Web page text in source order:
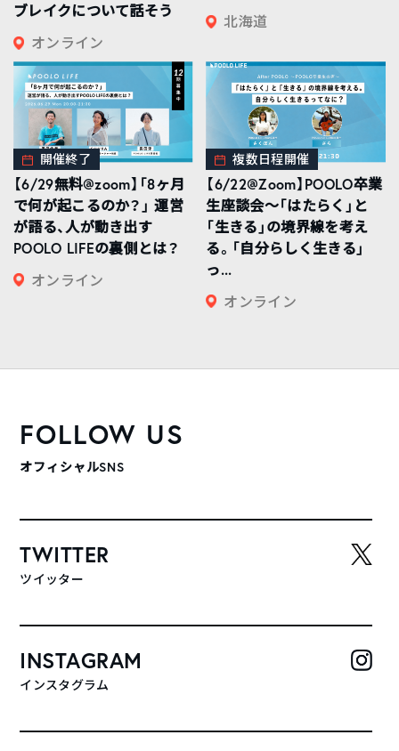
ブレイクについて話そう
オンライン
北海道
開催終了
【6/29無料@zoom】「8ヶ月
で何が起こるのか？」 運営
が語る、人が動き出す
POOLO LIFEの裏側とは？
オンライン
複数日程開催
【6/22@Zoom】POOLO卒業
生座談会〜「はたらく」と
「生きる」の境界線を考え
る。「自分らしく生きる」
っ...
オンライン
FOLLOW US
オフィシャルSNS
TWITTER
ツイッター
INSTAGRAM
インスタグラム